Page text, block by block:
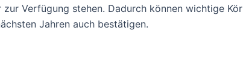
Verfügung stehen. Dadurch können wichtige
Jahren auch bestätigen.